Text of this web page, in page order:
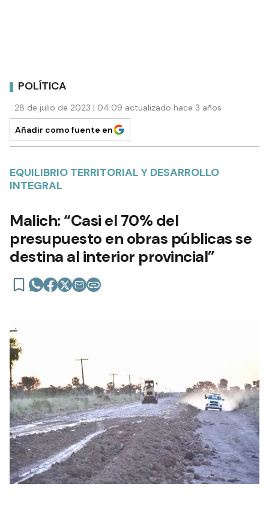
POLÍTICA
28 de julio de 2023 | 04:09 actualizado hace 3 años
Añadir como fuente en
EQUILIBRIO TERRITORIAL Y DESARROLLO
INTEGRAL
Malich: “Casi el 70% del
presupuesto en obras públicas se
destina al interior provincial”